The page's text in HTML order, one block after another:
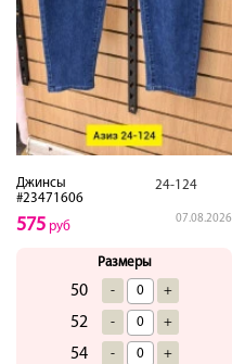
Джинсы
#23471606
24-124
07.08.2026
575 руб
Размеры
50 - +
52 - +
54 - +